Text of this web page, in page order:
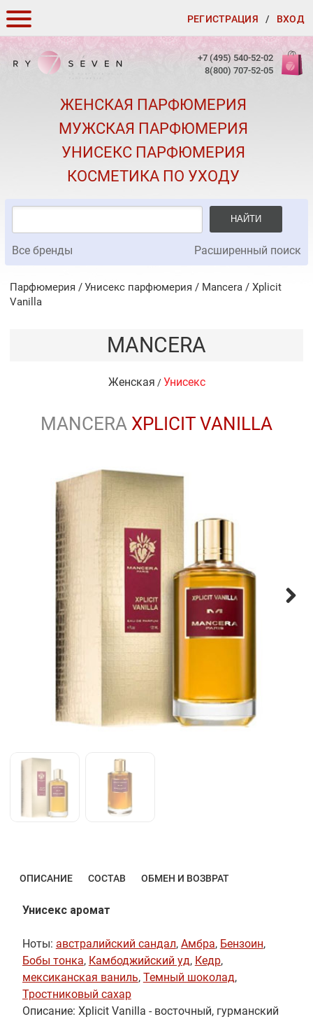
РЕГИСТРАЦИЯ / ВХОД
КАК ЗАКАЗАТЬ
СКИДКИ
КОНТАКТЫ
О КАЧЕСТВЕ
ПОДАРКИ К ЗАКАЗАМ
+7 (495) 540-52-02
8(800) 707-52-05
ЖЕНСКАЯ ПАРФЮМЕРИЯ
МУЖСКАЯ ПАРФЮМЕРИЯ
УНИСЕКС ПАРФЮМЕРИЯ
КОСМЕТИКА ПО УХОДУ
НАЙТИ
Все бренды Расширенный поиск
Парфюмерия Унисекс парфюмерия / Mancera / Xplicit
Vanilla
MANCERA
Женская /Унисекс
MANCERA XPLICIT VANILLA
ОПИСАНИЕ СОСТАВ ОБМЕН И ВОЗВРАТ
Унисекс аромат
Ноты: австралийский сандал, Амбра, Бензоин,
Бобы тонка, Камбоджийский уд, Кедр,
мексиканская ваниль, Темный шоколад,
Тростниковый сахар
Описание: Xplicit Vanilla - восточный, гурманский